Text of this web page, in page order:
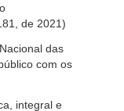
de 2021)
das
com os
integral e